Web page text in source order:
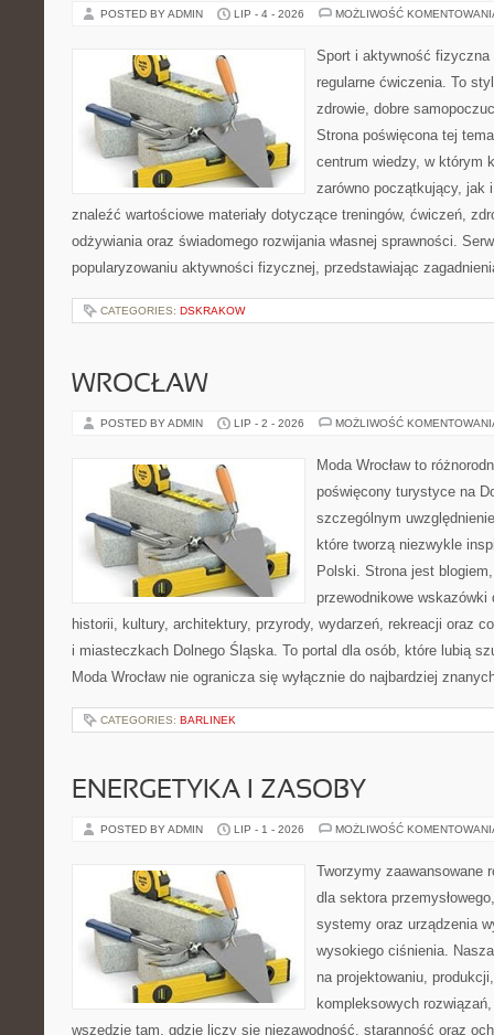
POSTED BY ADMIN LIP - 4 - 2026 MOŻLIWOŚĆ
Sport i aktywność
regularne ćwiczenia. To
zdrowie, dobre
Strona poświęcona tej
centrum wiedzy, w którym
zarówno początkujący, jak
znaleźć wartościowe materiały dotyczące treningów, ćwiczeń,
odżywiania oraz świadomego rozwijania własnej sprawności.
popularyzowaniu aktywności fizycznej, przedstawiając
CATEGORIES: DSKRAKOW
WROCŁAW
POSTED BY ADMIN LIP - 2 - 2026 MOŻLIWOŚĆ
Moda Wrocław to
poświęcony turystyce na
szczególnym
które tworzą niezwykle
Polski. Strona jest
przewodnikowe
historii, kultury, architektury, przyrody, wydarzeń, rekreacji oraz
i miasteczkach Dolnego Śląska. To portal dla osób, które lubią
Moda Wrocław nie ogranicza się wyłącznie do najbardziej
CATEGORIES: BARLINEK
ENERGETYKA I ZASOBY
POSTED BY ADMIN LIP - 1 - 2026 MOŻLIWOŚĆ
Tworzymy zaawansowane
dla sektora
systemy oraz urządzenia
wysokiego ciśnienia.
na projektowaniu,
kompleksowych
wszędzie tam, gdzie liczy się niezawodność, staranność oraz